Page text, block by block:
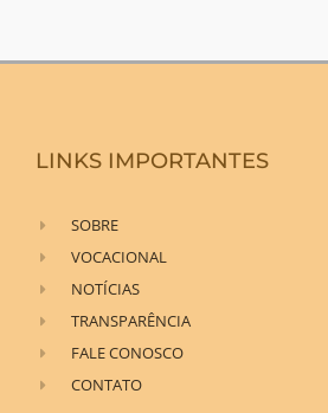
LINKS IMPORTANTES
SOBRE
VOCACIONAL
NOTÍCIAS
TRANSPARÊNCIA
FALE CONOSCO
CONTATO